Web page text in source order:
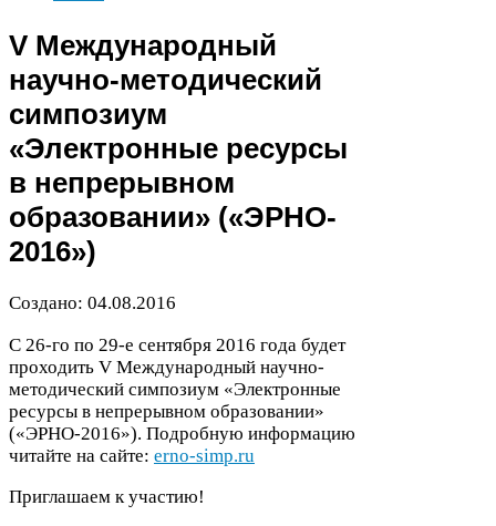
V Международный
научно-​методический
симпозиум
«Электронные ресурсы
в непрерывном
образовании» («ЭРНО-​
2016»)
Создано: 04.08.2016
С 26-​го по 29-​е сентября 2016 года будет
проходить V Международный научно-​
методический симпозиум «Электронные
ресурсы в непрерывном образовании»
(«ЭРНО-​2016»). Подробную информацию
читайте на сайте: erno​-simp​.ru
Приглашаем к участию!